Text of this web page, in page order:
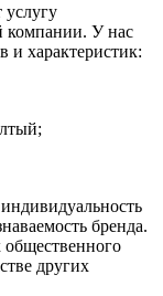
услугу
компании. У нас
и характеристик:
бренда.
общественного
других